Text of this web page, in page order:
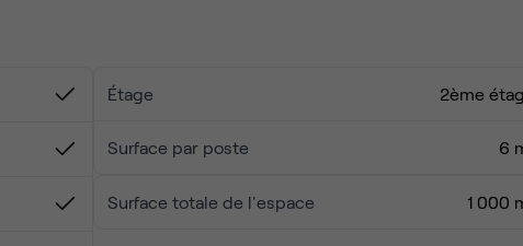
idéale pour PME, indépendants, professions libérales ou
et dynamique.
Étage 2ème
Surface par poste 6
Surface totale de l'espace 1 000